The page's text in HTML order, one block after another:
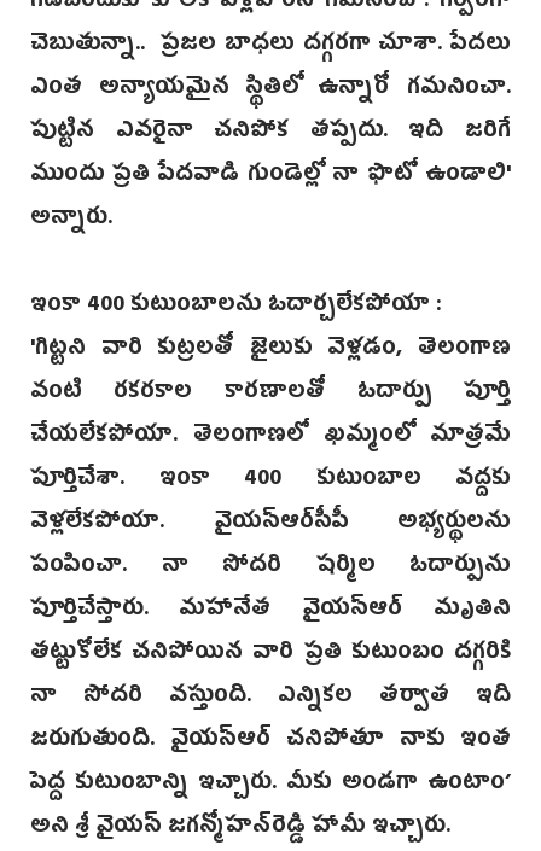
చెబుతున్నా.. ప్రజల బాధలు దగ్గరగా చూశా. పేదలు
ఎంత అన్యాయమైన స్థితిలో ఉన్నారో గమనించా.
పుట్టిన ఎవరైనా చనిపోక తప్పదు. ఇది జరిగే
ముందు ప్రతి పేదవాడి గుండెల్లో నా ఫొటో ఉండాలి'
అన్నారు.
ఇంకా 400 కుటుంబాలను ఓదార్చలేకపోయా :
'గిట్టని వారి కుట్రలతో జైలుకు వెళ్లడం, తెలంగాణ
వంటి రకరకాల కారణాలతో ఓదార్పు పూర్తి
చేయలేకపోయా. తెలంగాణలో ఖమ్మంలో మాత్రమే
పూర్తిచేశా. ఇంకా 400 కుటుంబాల వద్దకు
వెళ్లలేకపోయా. వైయస్ఆర్‌సీపీ అభ్యర్థులను
పంపించా. నా సోదరి షర్మిల ఓదార్పును
పూర్తిచేస్తారు. మహానేత వైయస్ఆర్ మృతి‌ని
తట్టుకోలేక చనిపోయిన వారి ప్రతి కుటుంబం దగ్గరికి
నా సోదరి వస్తుంది. ఎన్నికల తర్వాత ఇది
జరుగుతుంది. వైయస్ఆర్ చనిపోతూ నాకు ఇంత
పెద్ద కుటుంబాన్ని ఇచ్చారు. మీకు అండగా ఉంటాం’‌
అని శ్రీ వైయస్‌ జగన్మోహన్‌రెడ్డి హామీ ఇచ్చారు.